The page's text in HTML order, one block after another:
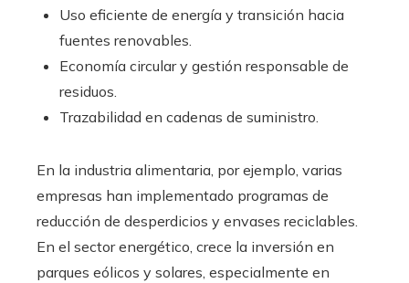
Uso eficiente de energía y transición hacia
fuentes renovables.
Economía circular y gestión responsable de
residuos.
Trazabilidad en cadenas de suministro.
En la industria alimentaria, por ejemplo, varias
empresas han implementado programas de
reducción de desperdicios y envases reciclables.
En el sector energético, crece la inversión en
parques eólicos y solares, especialmente en